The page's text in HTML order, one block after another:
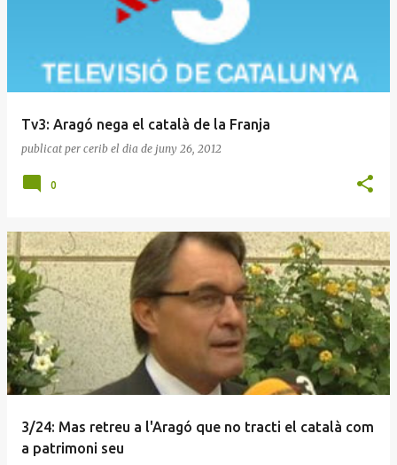
Tv3: Aragó nega el català de la Franja
publicat per cerib el dia de juny 26, 2012
0
3/24: Mas retreu a l'Aragó que no tracti el català com
a patrimoni seu